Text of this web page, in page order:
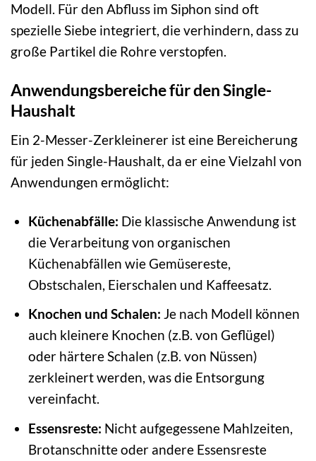
Modell. Für den Abfluss im Siphon sind oft
spezielle Siebe integriert, die verhindern, dass zu
große Partikel die Rohre verstopfen.
Anwendungsbereiche für den Single-
Haushalt
Ein 2-Messer-Zerkleinerer ist eine Bereicherung
für jeden Single-Haushalt, da er eine Vielzahl von
Anwendungen ermöglicht:
Küchenabfälle: Die klassische Anwendung ist
die Verarbeitung von organischen
Küchenabfällen wie Gemüsereste,
Obstschalen, Eierschalen und Kaffeesatz.
Knochen und Schalen: Je nach Modell können
auch kleinere Knochen (z.B. von Geflügel)
oder härtere Schalen (z.B. von Nüssen)
zerkleinert werden, was die Entsorgung
vereinfacht.
Essensreste: Nicht aufgegessene Mahlzeiten,
Brotanschnitte oder andere Essensreste